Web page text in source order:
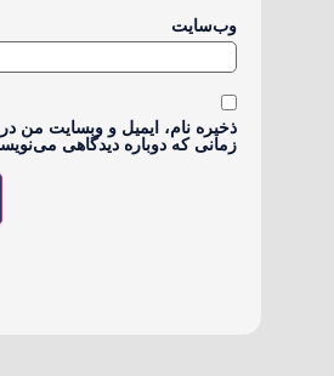
وب‌سایت
ذخیره نام، ایمیل و وبسایت من
زمانی که دوباره دیدگاهی